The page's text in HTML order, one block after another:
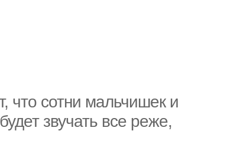
что сотни мальчишек и
звучать все реже,